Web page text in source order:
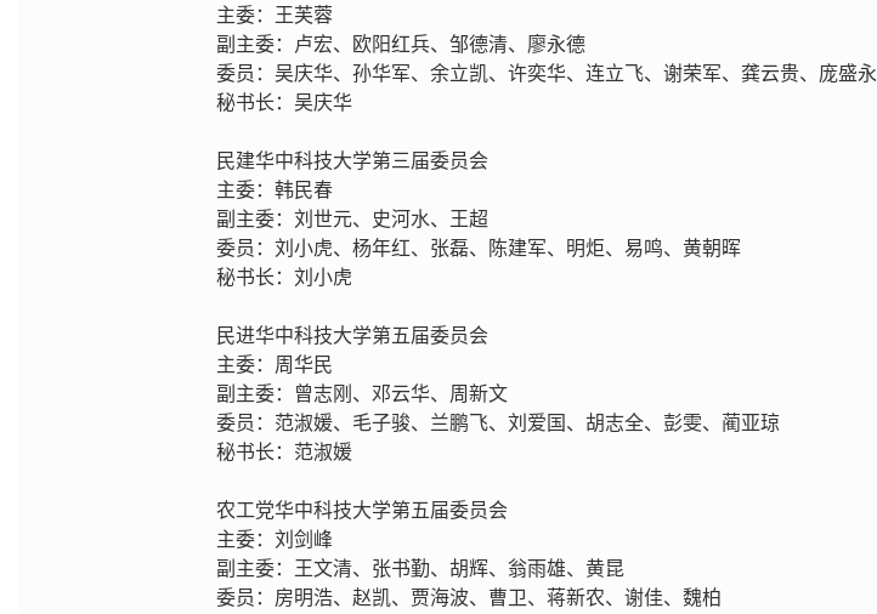
主委：王芙蓉
副主委：卢宏、欧阳红兵、邹德清、廖永德
委员：吴庆华、孙华军、余立凯、许奕华、连立飞、谢荣军、龚云贵、庞盛永
秘书长：吴庆华
民建华中科技大学第三届委员会
主委：韩民春
副主委：刘世元、史河水、王超
委员：刘小虎、杨年红、张磊、陈建军、明炬、易鸣、黄朝晖
秘书长：刘小虎
民进华中科技大学第五届委员会
主委：周华民
副主委：曾志刚、邓云华、周新文
委员：范淑媛、毛子骏、兰鹏飞、刘爱国、胡志全、彭雯、蔺亚琼
秘书长：范淑媛
农工党华中科技大学第五届委员会
主委：刘剑峰
副主委：王文清、张书勤、胡辉、翁雨雄、黄昆
委员：房明浩、赵凯、贾海波、曹卫、蒋新农、谢佳、魏柏